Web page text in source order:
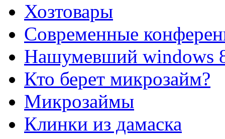
Хозтовары
Современные
Нашумевший windows
Кто берет микрозайм?
Микрозаймы
Клинки из дамаска